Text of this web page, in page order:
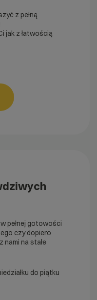
z pełną
jak z łatwością
pełnej gotowości
czy dopiero
nami na stałe
do piątku